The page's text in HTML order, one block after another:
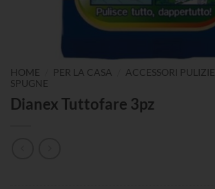
HOME PER LA CASA ACCESSORI PULIZIE
SPUGNE
Dianex Tuttofare 3pz